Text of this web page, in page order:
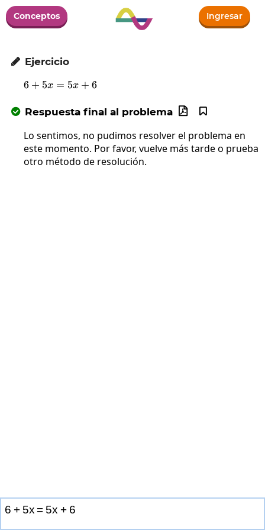
Conceptos Ingresar
 Ejercicio
6+5x=5x+6
6 + 5x = 5x + 6
 Respuesta final al problema 

Lo sentimos, no pudimos resolver el problema en
este momento. Por favor, vuelve más tarde o prueba
otro método de resolución.
6 + 5x = 5x + 6